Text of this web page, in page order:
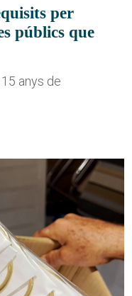
per
públics que
anys de